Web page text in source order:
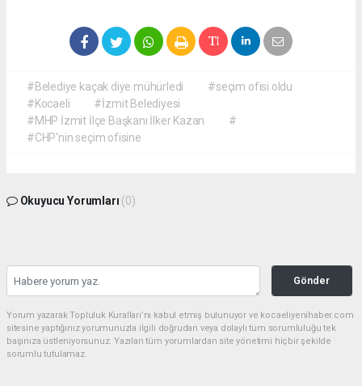
#Belediye kaçak diye mühürledi
#seçim ofisi oldu
#Kocaeli
#İzmit Belediyesi
#MHP İzmit İlçe Başkanı İlker Kazan
#
#CHP'nin seçim ofisine
Okuyucu Yorumları (0)
Gönder
Yorum yazarak Topluluk Kuralları’nı kabul etmiş bulunuyor ve kocaeliyenihaber.com
sitesine yaptığınız yorumunuzla ilgili doğrudan veya dolaylı tüm sorumluluğu tek
başınıza üstleniyorsunuz. Yazılan tüm yorumlardan site yönetimi hiçbir şekilde
sorumlu tutulamaz.